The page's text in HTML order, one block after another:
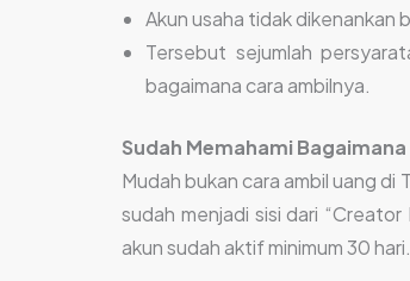
Akun usaha tidak dikenankan
Tersebut sejumlah
bagaimana cara ambilnya.
Sudah Memahami
Mudah bukan cara ambil uang
sudah menjadi sisi dari
akun sudah aktif minimum 30 hari.